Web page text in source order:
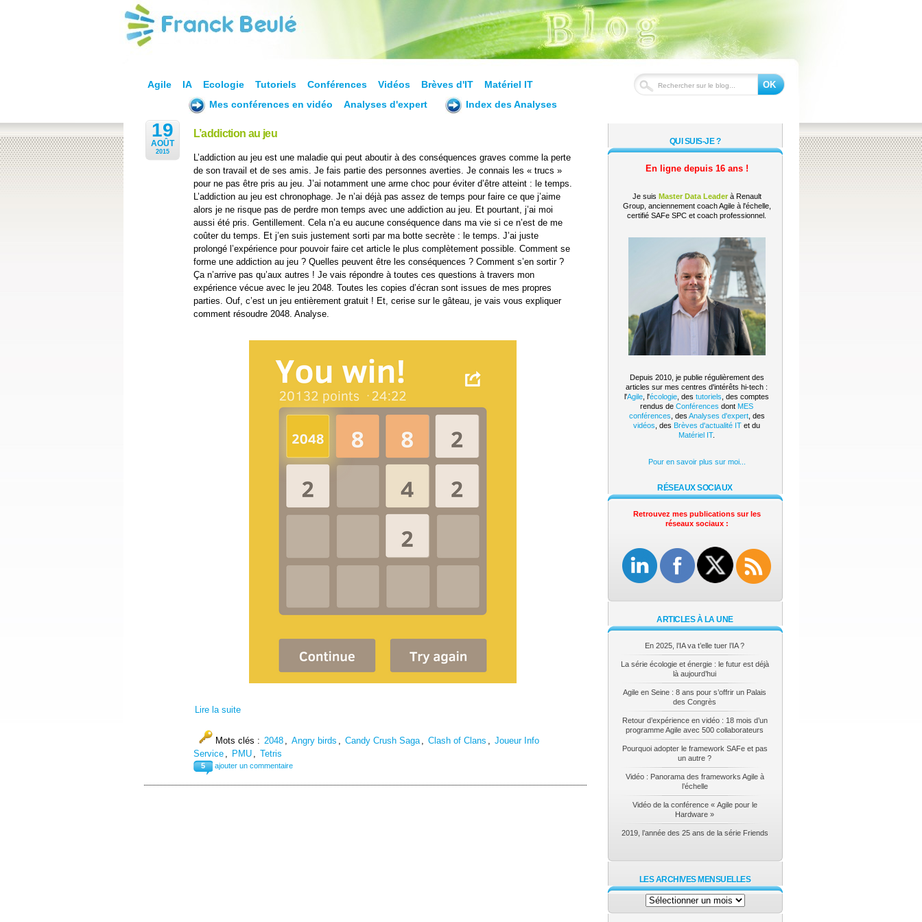
Agile IA Ecologie Tutoriels Conférences Vidéos Brèves d'IT
Matériel IT
Mes conférences en vidéo
Analyses d'expert Index des Analyses
OK
19
AOÛT
2015
L’addiction au jeu
L’addiction au jeu est une maladie qui peut aboutir à des conséquences graves comme la perte
de son travail et de ses amis. Je fais partie des personnes averties. Je connais les « trucs »
pour ne pas être pris au jeu. J’ai notamment une arme choc pour éviter d’être atteint : le temps.
L’addiction au jeu est chronophage. Je n’ai déjà pas assez de temps pour faire ce que j’aime
alors je ne risque pas de perdre mon temps avec une addiction au jeu. Et pourtant, j’ai moi
aussi été pris. Gentillement. Cela n’a eu aucune conséquence dans ma vie si ce n’est de me
coûter du temps. Et j’en suis justement sorti par ma botte secrète : le temps. J’ai juste
prolongé l’expérience pour pouvoir faire cet article le plus complètement possible. Comment se
forme une addiction au jeu ? Quelles peuvent être les conséquences ? Comment s’en sortir ?
Ça n’arrive pas qu’aux autres ! Je vais répondre à toutes ces questions à travers mon
expérience vécue avec le jeu 2048. Toutes les copies d’écran sont issues de mes propres
parties. Ouf, c’est un jeu entièrement gratuit ! Et, cerise sur le gâteau, je vais vous expliquer
comment résoudre 2048. Analyse.
Lire la suite
Mots clés : 2048 , Angry birds , Candy Crush Saga , Clash of Clans , Joueur Info
Service , PMU , Tetris
5 ajouter un commentaire
QUI SUIS-JE ?
En ligne depuis 16 ans !
Je suis Master Data Leaderà Renault
Group, anciennement coach Agile à l'échelle,
certifié SAFe SPC et coach professionnel.
Depuis 2010, je publie régulièrement des
articles sur mes centres d'intérêts hi-tech :
l'Agile , l'écologie , des tutoriels , des comptes
rendus de Conférences dont MES
conférences , des Analyses d'expert, des
vidéos , des Brèves d'actualité IT et du
Matériel IT.
Pour en savoir plus sur moi...
RÉSEAUX SOCIAUX
Retrouvez mes publications sur les
réseaux sociaux :
ARTICLES À LA UNE
En 2025, l’IA va t’elle tuer l’IA ?
La série écologie et énergie : le futur est déjà
là aujourd’hui
Agile en Seine : 8 ans pour s’offrir un Palais
des Congrès
Retour d’expérience en vidéo : 18 mois d’un
programme Agile avec 500 collaborateurs
Pourquoi adopter le framework SAFe et pas
un autre ?
Vidéo : Panorama des frameworks Agile à
l’échelle
Vidéo de la conférence « Agile pour le
Hardware »
2019, l’année des 25 ans de la série Friends
LES ARCHIVES MENSUELLES
Les
archives